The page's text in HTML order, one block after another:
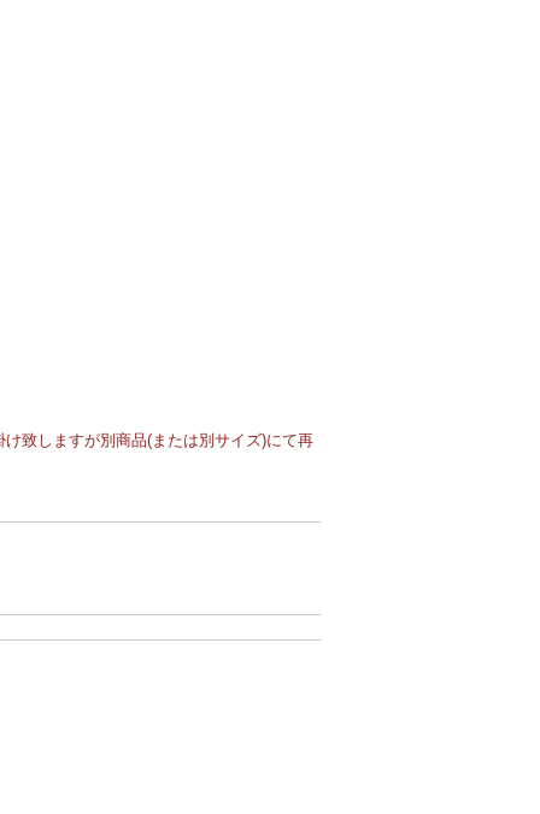
致しますが別商品(または別サイズ)にて再